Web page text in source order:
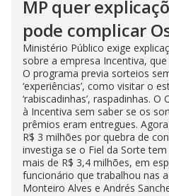
MP quer
pode complicar
Ministério Público exige
sobre a empresa Incentiva,
O programa previa sorteios
‘experiências’, como visitar o
‘rabiscadinhas’, raspadinhas.
à Incentiva sem saber se os
prêmios eram entregues.
R$ 3 milhões por quebra de
investiga se o Fiel da Sorte
mais de R$ 3,4 milhões, em
funcionário que trabalhou nas
Monteiro Alves e Andrés